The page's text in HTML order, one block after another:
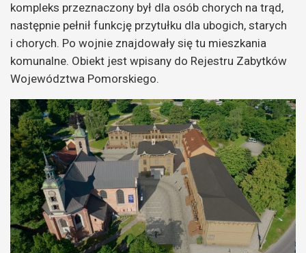
kompleks przeznaczony był dla osób chorych na trąd,
następnie pełnił funkcję przytułku dla ubogich, starych
i chorych. Po wojnie znajdowały się tu mieszkania
komunalne. Obiekt jest wpisany do Rejestru Zabytków
Województwa Pomorskiego.